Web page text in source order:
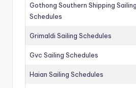
Gothong Southern Shipping Sailing
Schedules
Grimaldi Sailing Schedules
Gvc Sailing Schedules
Haian Sailing Schedules